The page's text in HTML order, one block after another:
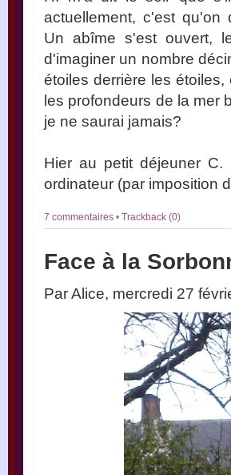
actuellement, c'est qu'on
Un abîme s'est ouvert,
d'imaginer un nombre
étoiles derrière les
les profondeurs de la mer
je ne saurai jamais?
Hier au petit déjeuner
ordinateur (par imposition
7 commentaires • Trackback (0)
Face à la
Par Alice, mercredi 27